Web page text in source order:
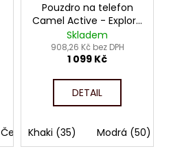
Černá (60)
Pouzdro na telefon
Camel Active - Explore
4117
Skladem
908,26 Kč bez DPH
1 099 Kč
DETAIL
Khaki (35) Modrá (50)